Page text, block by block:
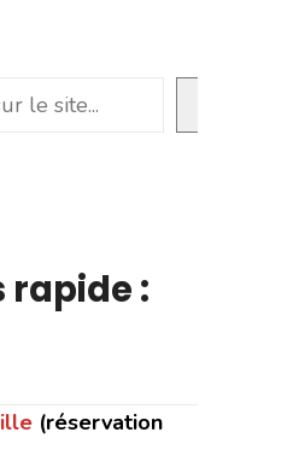
rapide :
(réservation